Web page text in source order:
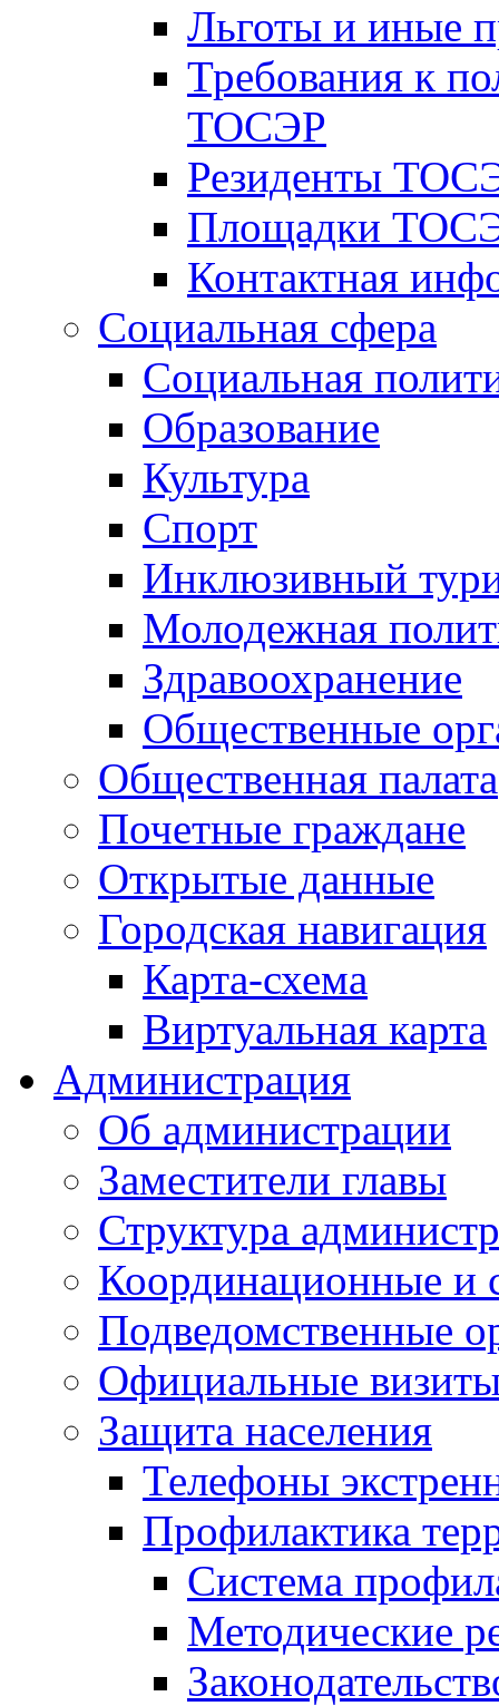
Льготы и иные
Требования к
ТОСЭР
Резиденты
Площадки
Контактная
Социальная сфера
Социальная
Образование
Культура
Спорт
Инклюзивный
Молодежная
Здравоохранение
Общественные
Общественная палата
Почетные граждане
Открытые данные
Городская навигация
Карта-схема
Виртуальная карта
Администрация
Об администрации
Заместители главы
Структура
Координационные и
Подведомственные
Официальные
Защита населения
Телефоны
Профилактика
Система
Методические